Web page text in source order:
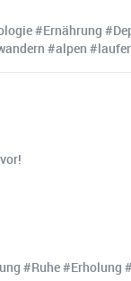
#Ernährung
#alpen
#Ruhe